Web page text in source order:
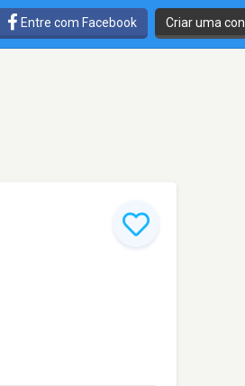
Entre com Facebook Criar uma